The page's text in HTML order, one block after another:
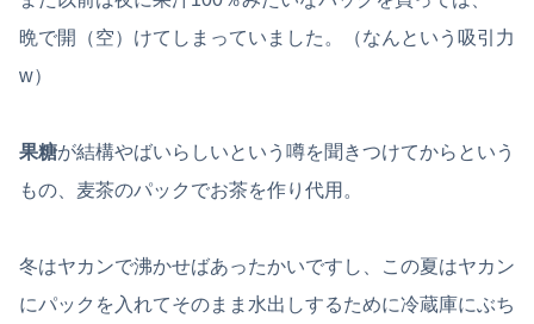
晩で開（空）けてしまっていました。（なんという吸引力
w）
果糖が結構やばいらしいという噂を聞きつけてからという
もの、麦茶のパックでお茶を作り代用。
冬はヤカンで沸かせばあったかいですし、この夏はヤカン
にパックを入れてそのまま水出しするために冷蔵庫にぶち